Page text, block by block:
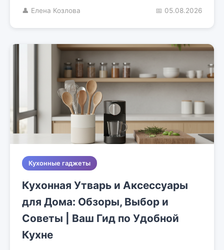
👤 Елена Козлова 📅 05.08.2026
Кухонные гаджеты
Кухонная Утварь и Аксессуары
для Дома: Обзоры, Выбор и
Советы | Ваш Гид по Удобной
Кухне